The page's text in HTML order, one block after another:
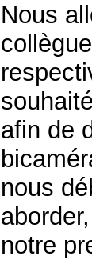
Nous
afin de
nous
notre